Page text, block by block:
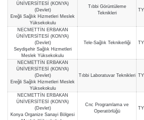
ÜNİVERSİTESİ (KONYA)
(Devlet)
Ereğli Sağlık Hizmetleri Meslek
Yüksekokulu
Tıbbi Görüntüleme
Teknikleri
NECMETTİN ERBAKAN
ÜNİVERSİTESİ (KONYA)
(Devlet)
Seydişehir Sağlık Hizmetleri
Meslek Yüksekokulu
Tele-Sağlık Teknikerliği
NECMETTİN ERBAKAN
ÜNİVERSİTESİ (KONYA)
(Devlet)
Ereğli Sağlık Hizmetleri Meslek
Yüksekokulu
Tıbbi Laboratuvar Teknikleri
NECMETTİN ERBAKAN
ÜNİVERSİTESİ (KONYA)
(Devlet)
Konya Organize Sanayi Bölgesi
Cnc Programlama ve
Operatörlüğü